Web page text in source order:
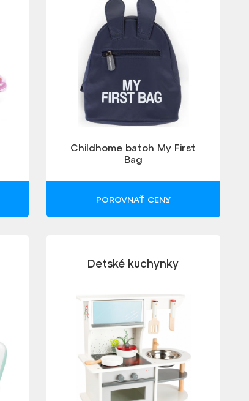
Childhome batoh My First
Bag
POROVNAŤ CENY
Detské kuchynky